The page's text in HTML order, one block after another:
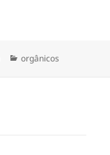
Categorias
orgânicos